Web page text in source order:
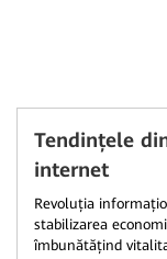
Tendințele
internet
Revoluția
stabilizarea
îmbunătățind